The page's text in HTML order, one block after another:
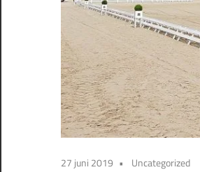
27 juni 2019 Uncategorized